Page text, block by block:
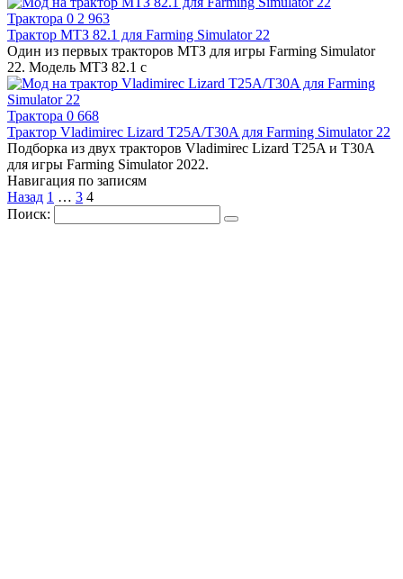
Трактора 0 2 963
Трактор МТЗ 82.1 для Farming Simulator 22
Один из первых тракторов МТЗ для игры Farming Simulator
22. Модель МТЗ 82.1 с
Трактора 0 668
Трактор Vladimirec Lizard T25A/T30A для Farming Simulator 22
Подборка из двух тракторов Vladimirec Lizard T25A и T30A
для игры Farming Simulator 2022.
Навигация по записям
Назад 1 … 3 4
Поиск: